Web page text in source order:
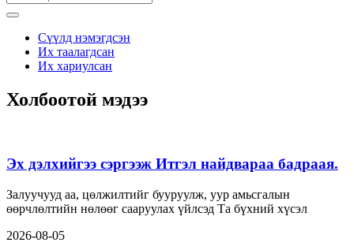
Сүүлд нэмэгдсэн
Их таалагдсан
Их хариулсан
Холбоотой мэдээ
Эх дэлхийгээ сэргээж Итгэл найдвараа бадраая.
Залуучууд аа, цөлжилтийг бууруулж, уур амьсгалын
өөрчлөлтийн нөлөөг сааруулах үйлсэд Та бүхний хүсэл
2026-08-05